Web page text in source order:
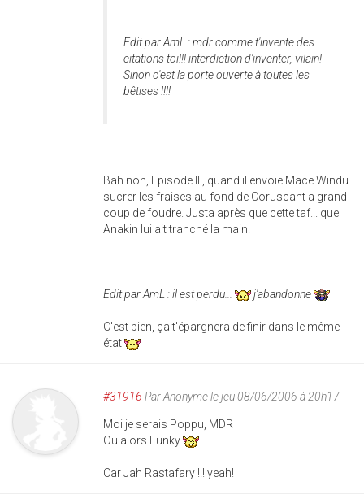
Edit par AmL : mdr comme t'invente des
citations toi!!! interdiction d'inventer, vilain!
Sinon c'est la porte ouverte à toutes les
bêtises !!!!
Bah non, Episode III, quand il envoie Mace Windu
sucrer les fraises au fond de Coruscant a grand
coup de foudre. Justa après que cette taf... que
Anakin lui ait tranché la main.
Edit par AmL : il est perdu... j'abandonne
C'est bien, ça t'épargnera de finir dans le même
état
#31916 ParAnonymele jeu 08/06/2006 à 20h17
Moi je serais Poppu, MDR
Ou alors Funky
Car Jah Rastafary !!! yeah!